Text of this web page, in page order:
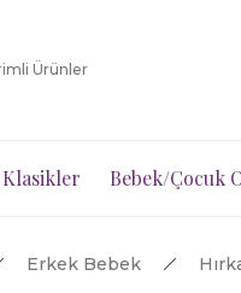
Ürünler
Klasikler Bebek/Çocuk
Erkek Bebek